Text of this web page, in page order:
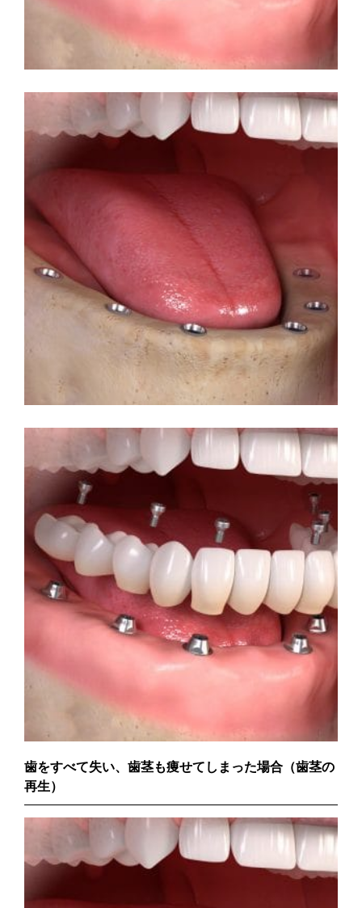
歯をすべて失い、歯茎も痩せてしまった場合（歯茎の
再生）